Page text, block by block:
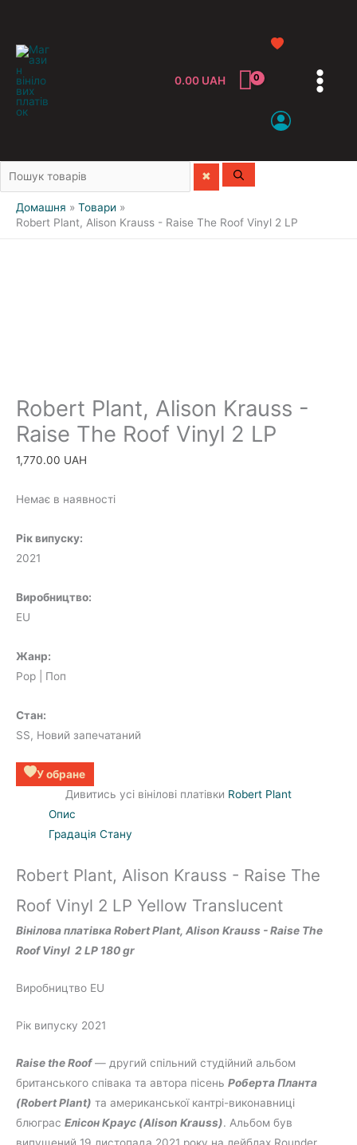
0.00 UAH
Домашня
Товари
Robert Plant, Alison Krauss - Raise The Roof Vinyl 2 LP
Robert Plant, Alison Krauss -
Raise The Roof Vinyl 2 LP
1,770.00 UAH
Немає в наявності
Рік випуску:
2021
Виробництво:
EU
Жанр:
Pop | Поп
Стан:
SS, Новий запечатаний
У обране
Дивитись усі вінілові платівки Robert Plant
Опис
Градація Стану
Robert Plant, Alison Krauss - Raise The
Roof Vinyl 2 LP Yellow Translucent
Вінілова платівка Robert Plant, Alison Krauss - Raise The
Roof Vinyl 2 LP 180 gr
Виробництво EU
Рік випуску 2021
Raise the Roof — другий спільний студійний альбом
британського співака та автора пісень Роберта Планта
(Robert Plant) та американської кантрі-виконавниці
блюграс Елісон Краус (Alison Krauss). Альбом був
Усі жанри
Classic